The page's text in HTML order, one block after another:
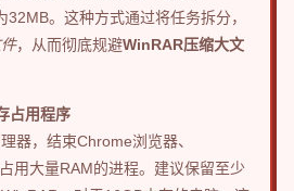
32MB。这种方式通过将任务拆分，
，从而彻底规避WinRAR压缩大文
占用程序
器，结束Chrome浏览器、
用大量RAM的进程。建议保留至少